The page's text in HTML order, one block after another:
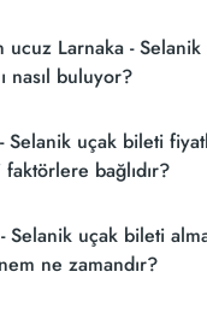
ucuz Larnaka -
nasıl buluyor?
bulmak için tur
siteleri (konsolidatörler)
sitesini aramaktadır.
ucuz Larnaka - Selanik
ve un uygun
Selanik uçak bileti
bağlıdır?
seyahat tarihlerinize, bilet
yapılan döneme göre
Selanik uçak bileti
ne zamandır?